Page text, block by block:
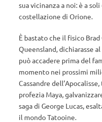
sua vicinanza a noi: è a
costellazione di Orione.
È bastato che il fisico
Queensland, dichiarasse
può accadere prima del
momento nei prossimi
Cassandre
profezia Maya,
saga di George Lucas,
il mondo Tatooine.